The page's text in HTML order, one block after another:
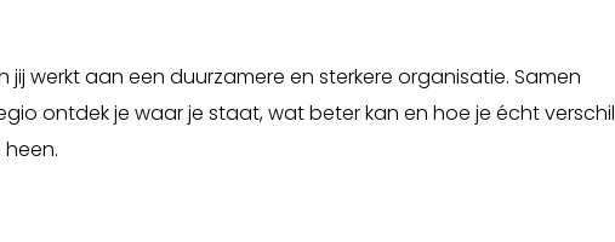
werkt aan een duurzamere en sterkere organisatie. Samen
ontdek je waar je staat, wat beter kan en hoe je écht verschil